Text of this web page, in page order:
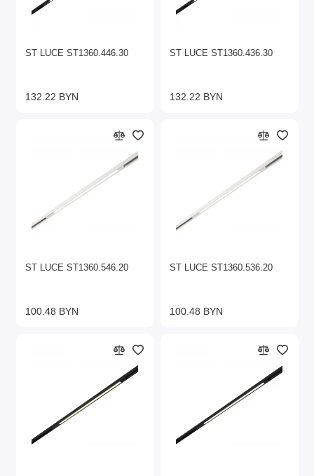
ST LUCE ST1360.446.30
132.22 BYN
ST LUCE ST1360.436.30
132.22 BYN
ST LUCE ST1360.546.20
100.48 BYN
ST LUCE ST1360.536.20
100.48 BYN